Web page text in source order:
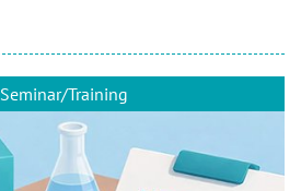
Seminar/Training